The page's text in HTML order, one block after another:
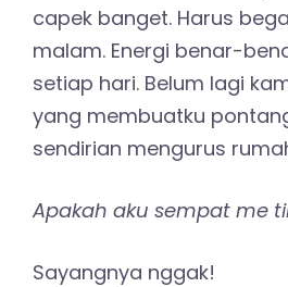
capek banget. Harus
malam. Energi benar-
setiap hari. Belum lagi
yang membuatku
sendirian mengurus
Apakah aku sempat me
Sayangnya nggak!